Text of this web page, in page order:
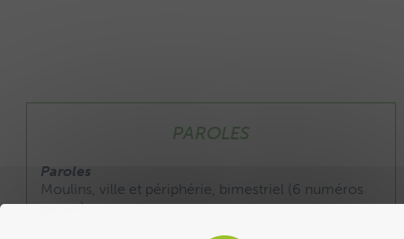
PAROLES
Paroles
Moulins, ville et périphérie, bimestriel (6 numéros
par an).